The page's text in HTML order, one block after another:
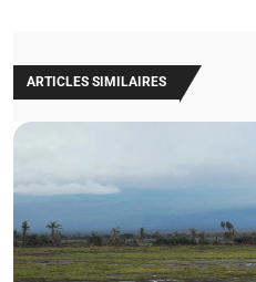
ARTICLES SIMILAIRES